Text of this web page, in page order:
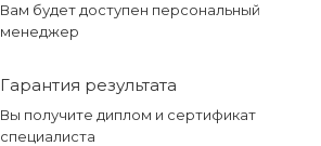
Вам будет доступен персональный
менеджер
Гарантия результата
Вы получите диплом и сертификат
специалиста